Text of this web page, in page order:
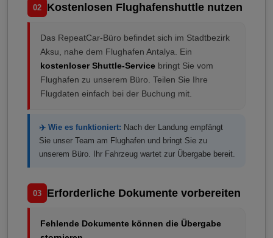
02 Kostenlosen Flughafenshuttle nutzen
Das RepeatCar-Büro befindet sich im Stadtbezirk
Aksu, nahe dem Flughafen Antalya. Ein
kostenloser Shuttle-Service bringt Sie vom
Flughafen zu unserem Büro. Teilen Sie Ihre
Flugdaten einfach bei der Buchung mit.
✈️ Wie es funktioniert: Nach der Landung empfängt
Sie unser Team am Flughafen und bringt Sie zu
unserem Büro. Ihr Fahrzeug wartet zur Übergabe bereit.
03 Erforderliche Dokumente vorbereiten
Fehlende Dokumente können die Übergabe